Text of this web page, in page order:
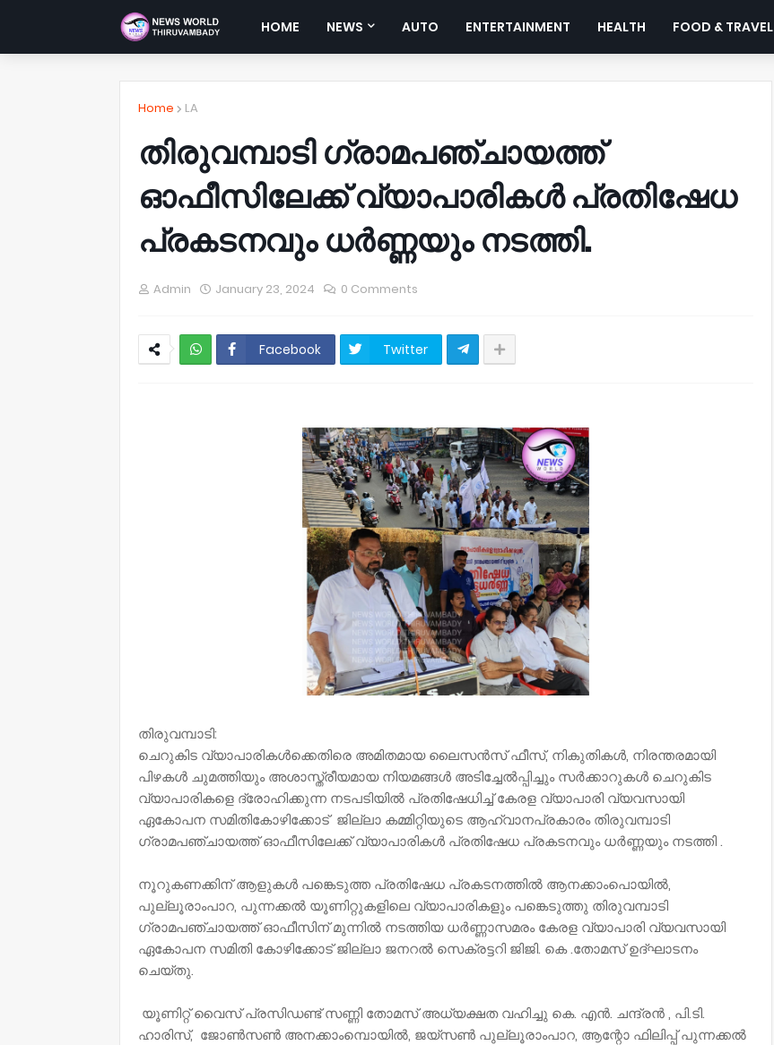
HOME NEWS AUTO ENTERTAINMENT HEALTH FOOD & TRAVEL
Home LA
തിരുവമ്പാടി ഗ്രാമപഞ്ചായത്ത്
ഓഫീസിലേക്ക് വ്യാപാരികൾ പ്രതിഷേധ
പ്രകടനവും ധർണ്ണയും നടത്തി.
Admin January 23, 2024 0 Comments
Facebook Twitter
തിരുവമ്പാടി:
ചെറുകിട വ്യാപാരികൾക്കെതിരെ അമിതമായ ലൈസൻസ് ഫീസ്, നികുതികൾ, നിരന്തരമായി
പിഴകൾ ചുമത്തിയും അശാസ്ത്രീയമായ നിയമങ്ങൾ അടിച്ചേൽപ്പിച്ചും സർക്കാറുകൾ ചെറുകിട
വ്യാപാരികളെ ദ്രോഹിക്കുന്ന നടപടിയിൽ പ്രതിഷേധിച്ച് കേരള വ്യാപാരി വ്യവസായി
ഏകോപന സമിതികോഴിക്കോട് ജില്ലാ കമ്മിറ്റിയുടെ ആഹ്വാനപ്രകാരം തിരുവമ്പാടി
ഗ്രാമപഞ്ചായത്ത് ഓഫീസിലേക്ക് വ്യാപാരികൾ പ്രതിഷേധ പ്രകടനവും ധർണ്ണയും നടത്തി .
നൂറുകണക്കിന് ആളുകൾ പങ്കെടുത്ത പ്രതിഷേധ പ്രകടനത്തിൽ ആനക്കാംപൊയിൽ,
പുല്ലൂരാംപാറ, പുന്നക്കൽ യൂണിറ്റുകളിലെ വ്യാപാരികളും പങ്കെടുത്തു തിരുവമ്പാടി
ഗ്രാമപഞ്ചായത്ത് ഓഫീസിന് മുന്നിൽ നടത്തിയ ധർണ്ണാസമരം കേരള വ്യാപാരി വ്യവസായി
ഏകോപന സമിതി കോഴിക്കോട് ജില്ലാ ജനറൽ സെക്രട്ടറി ജിജി. കെ .തോമസ് ഉദ്ഘാടനം
ചെയ്തു.
യൂണിറ്റ് വൈസ് പ്രസിഡണ്ട് സണ്ണി തോമസ് അധ്യക്ഷത വഹിച്ചു കെ. എൻ. ചന്ദ്രൻ , പി.ടി.
ഹാരിസ്, ജോൺസൺ അനക്കാംമ്പൊയിൽ, ജയ്സൺ പുല്ലൂരാംപാറ, ആന്റോ ഫിലിപ്പ് പുന്നക്കൽ